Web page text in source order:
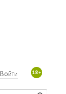
18+
Войти